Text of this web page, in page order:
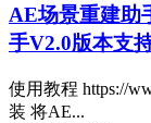
AE场景重建助
手V2.0版本支
使用教程 https://
装 将AE...